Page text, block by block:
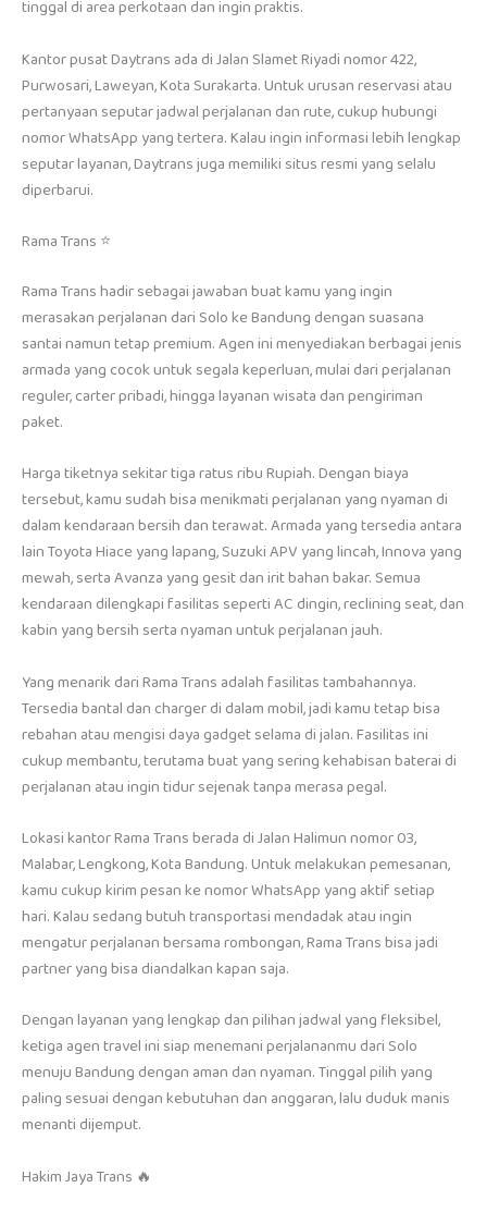
tinggal di area perkotaan dan ingin praktis.
Kantor pusat Daytrans ada di Jalan Slamet Riyadi nomor 422,
Purwosari, Laweyan, Kota Surakarta. Untuk urusan reservasi atau
pertanyaan seputar jadwal perjalanan dan rute, cukup hubungi
nomor WhatsApp yang tertera. Kalau ingin informasi lebih lengkap
seputar layanan, Daytrans juga memiliki situs resmi yang selalu
diperbarui.
Rama Trans ⭐
Rama Trans hadir sebagai jawaban buat kamu yang ingin
merasakan perjalanan dari Solo ke Bandung dengan suasana
santai namun tetap premium. Agen ini menyediakan berbagai jenis
armada yang cocok untuk segala keperluan, mulai dari perjalanan
reguler, carter pribadi, hingga layanan wisata dan pengiriman
paket.
Harga tiketnya sekitar tiga ratus ribu Rupiah. Dengan biaya
tersebut, kamu sudah bisa menikmati perjalanan yang nyaman di
dalam kendaraan bersih dan terawat. Armada yang tersedia antara
lain Toyota Hiace yang lapang, Suzuki APV yang lincah, Innova yang
mewah, serta Avanza yang gesit dan irit bahan bakar. Semua
kendaraan dilengkapi fasilitas seperti AC dingin, reclining seat, dan
kabin yang bersih serta nyaman untuk perjalanan jauh.
Yang menarik dari Rama Trans adalah fasilitas tambahannya.
Tersedia bantal dan charger di dalam mobil, jadi kamu tetap bisa
rebahan atau mengisi daya gadget selama di jalan. Fasilitas ini
cukup membantu, terutama buat yang sering kehabisan baterai di
perjalanan atau ingin tidur sejenak tanpa merasa pegal.
Lokasi kantor Rama Trans berada di Jalan Halimun nomor 03,
Malabar, Lengkong, Kota Bandung. Untuk melakukan pemesanan,
kamu cukup kirim pesan ke nomor WhatsApp yang aktif setiap
hari. Kalau sedang butuh transportasi mendadak atau ingin
mengatur perjalanan bersama rombongan, Rama Trans bisa jadi
partner yang bisa diandalkan kapan saja.
Dengan layanan yang lengkap dan pilihan jadwal yang fleksibel,
ketiga agen travel ini siap menemani perjalananmu dari Solo
menuju Bandung dengan aman dan nyaman. Tinggal pilih yang
paling sesuai dengan kebutuhan dan anggaran, lalu duduk manis
menanti dijemput.
Hakim Jaya Trans 🔥